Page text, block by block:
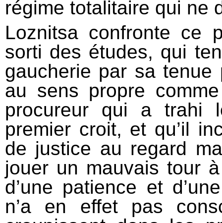
régime totalitaire qui ne
Loznitsa confronte ce
sorti des études, qui
gaucherie par sa
au sens propre
procureur qui a trahi
premier croit, et qu’il
de justice au regard
jouer un mauvais tour
d’une patience et
n’a en effet pas